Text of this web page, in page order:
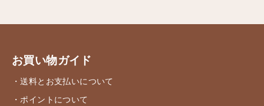
お買い物ガイド
・送料とお支払いについて
・ポイントについて